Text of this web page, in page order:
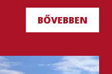
BŐVEBBEN